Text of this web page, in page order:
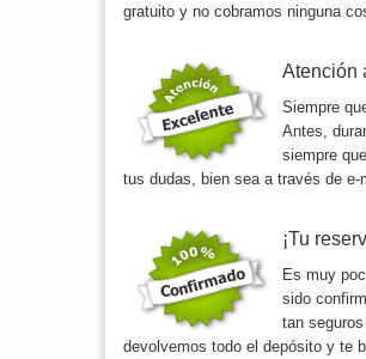
gratuito y no cobramos ninguna
Atención
Siempre
Antes,
siempre
tus dudas, bien sea a través de
¡Tu
Es muy
sido
tan
devolvemos todo el depósito y te